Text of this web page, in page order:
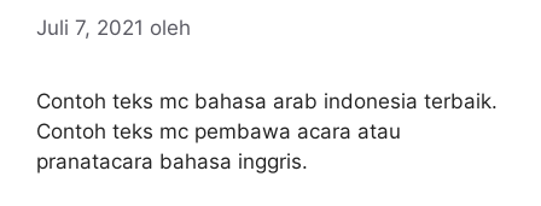
Juli 7, 2021 oleh
Contoh teks mc bahasa arab indonesia terbaik.
Contoh teks mc pembawa acara atau
pranatacara bahasa inggris.